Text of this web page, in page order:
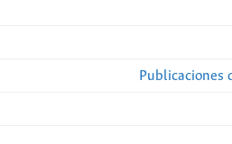
Publicaciones